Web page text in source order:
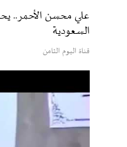
علي محسن الأحمر..
السعودية
قناة اليوم الثامن